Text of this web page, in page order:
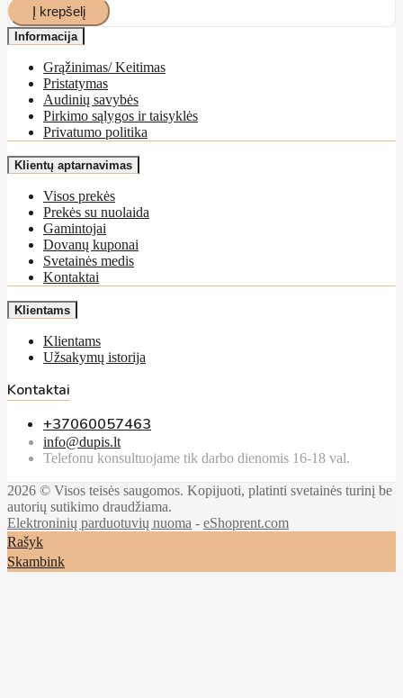
Informacija
Grąžinimas/ Keitimas
Pristatymas
Audinių savybės
Pirkimo sąlygos ir taisyklės
Privatumo politika
Klientų aptarnavimas
Visos prekės
Prekės su nuolaida
Gamintojai
Dovanų kuponai
Svetainės medis
Kontaktai
Klientams
Klientams
Užsakymų istorija
Kontaktai
+37060057463
info@dupis.lt
Telefonu konsultuojame tik darbo dienomis 16-18 val.
2026 © Visos teisės saugomos. Kopijuoti, platinti svetainės turinį be
autorių sutikimo draudžiama.
Elektroninių parduotuvių nuoma - eShoprent.com
Rašyk
Skambink